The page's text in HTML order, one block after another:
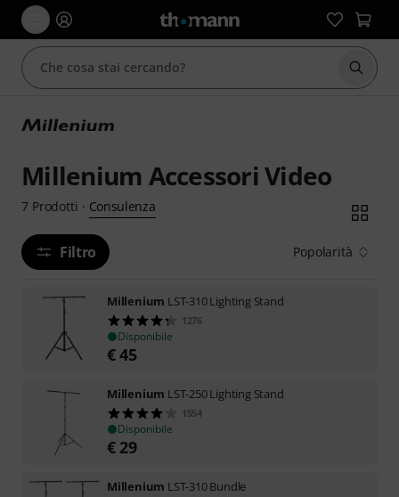
Millenium Accessori Video
7 Prodotti · Consulenza
Filtro Popolarità
Millenium LST-310 Lighting Stand
1276
Disponibile
€45
Millenium LST-250 Lighting Stand
1554
Disponibile
€ 29
Millenium LST-310 Bundle